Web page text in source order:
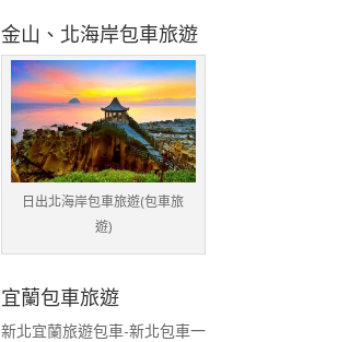
金山、北海岸包車旅遊
日出北海岸包車旅遊(包車旅
遊)
宜蘭包車旅遊
新北宜蘭旅遊包車-新北包車一